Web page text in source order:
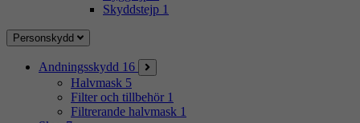
Skyddstejp 1
Personskydd
Andningsskydd 16
Halvmask 5
Filter och tillbehör 1
Filtrerande halvmask 1